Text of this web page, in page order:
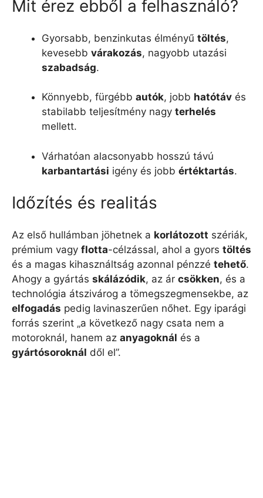
Mit érez ebből a felhasználó?
Gyorsabb, benzinkutas élményű töltés,
kevesebb várakozás, nagyobb utazási
szabadság.
Könnyebb, fürgébb autók, jobb hatótáv és
stabilabb teljesítmény nagy terhelés
mellett.
Várhatóan alacsonyabb hosszú távú
karbantartási igény és jobb értéktartás.
Időzítés és realitás
Az első hullámban jöhetnek a korlátozott szériák,
prémium vagy flotta-célzással, ahol a gyors töltés
és a magas kihasználtság azonnal pénzzé tehető.
Ahogy a gyártás skálázódik, az ár csökken, és a
technológia átszivárog a tömegszegmensekbe, az
elfogadás pedig lavinaszerűen nőhet. Egy iparági
forrás szerint „a következő nagy csata nem a
motoroknál, hanem az anyagoknál és a
gyártósoroknál dől el”.